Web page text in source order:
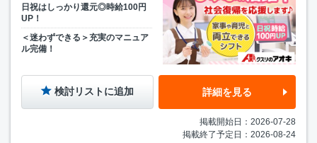
日祝はしっかり還元◎時給100円
UP！
＜迷わずできる＞充実のマニュア
ル完備！
検討リストに追加 詳細を見る
掲載開始日：2026-07-28
掲載終了予定日：2026-08-24